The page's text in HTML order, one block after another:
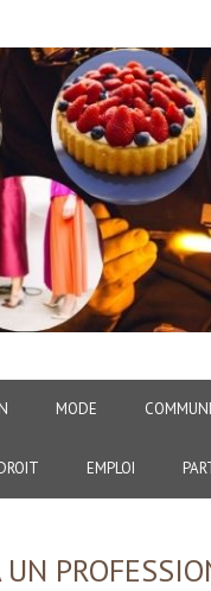
MODE
EMPLOI